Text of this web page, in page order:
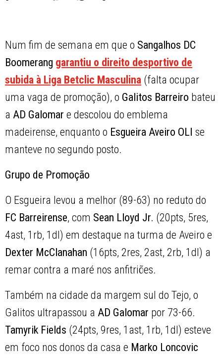
Num fim de semana em que o Sangalhos DC
Boomerang garantiu o direito desportivo de
subida à Liga Betclic Masculina (falta ocupar
uma vaga de promoção), o Galitos Barreiro bateu
a AD Galomar e descolou do emblema
madeirense, enquanto o Esgueira Aveiro OLI se
manteve no segundo posto.
Grupo de Promoção
O Esgueira levou a melhor (89-63) no reduto do
FC Barreirense, com Sean Lloyd Jr. (20pts, 5res,
4ast, 1rb, 1dl) em destaque na turma de Aveiro e
Dexter McClanahan (16pts, 2res, 2ast, 2rb, 1dl) a
remar contra a maré nos anfitriões.
Também na cidade da margem sul do Tejo, o
Galitos ultrapassou a AD Galomar por 73-66.
Tamyrik Fields (24pts, 9res, 1ast, 1rb, 1dl) esteve
em foco nos donos da casa e Marko Loncovic